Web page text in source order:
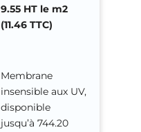
9.55 HT le m2
(11.46 TTC)
Membrane
insensible aux UV,
disponible
jusqu’à 744.20